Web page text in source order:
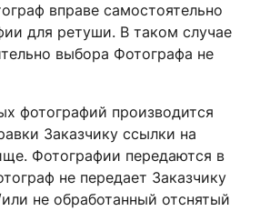
вправе самостоятельно
для ретуши. В таком случае
выбора Фотографа не
фотографий производится
Заказчику ссылки на
Фотографии передаются в
не передает Заказчику
не обработанный отснятый